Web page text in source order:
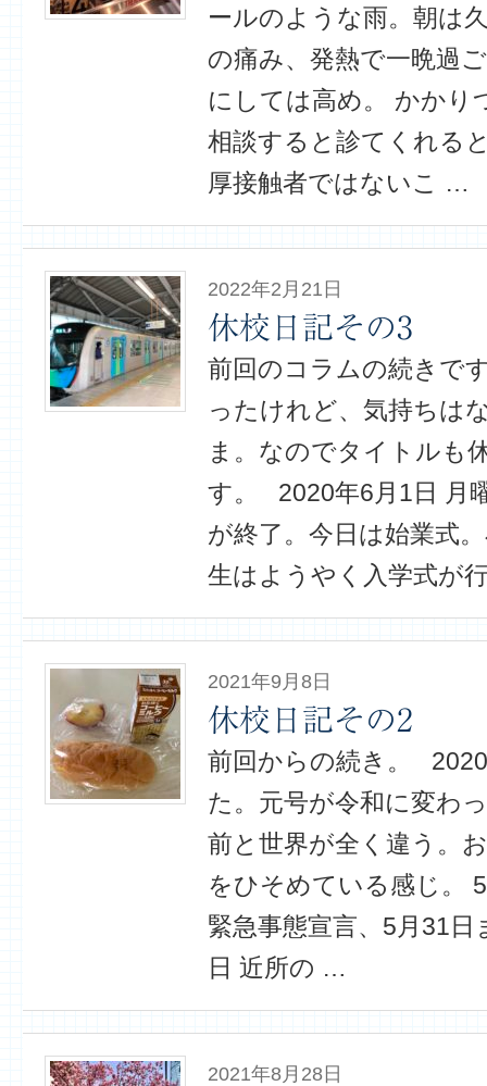
ールのような雨。朝は
の痛み、発熱で一晩過
にしては高め。 かかり
相談すると診てくれる
厚接触者ではないこ …
2022年2月21日
休校日記その3
前回のコラムの続きで
ったけれど、気持ちは
ま。なのでタイトルも
す。 2020年6月1日 月
が終了。今日は始業式
生はようやく入学式が
2021年9月8日
休校日記その2
前回からの続き。
た。元号が令和に変わ
前と世界が全く違う。
をひそめている感じ。
緊急事態宣言、5月31日
日 近所の …
2021年8月28日